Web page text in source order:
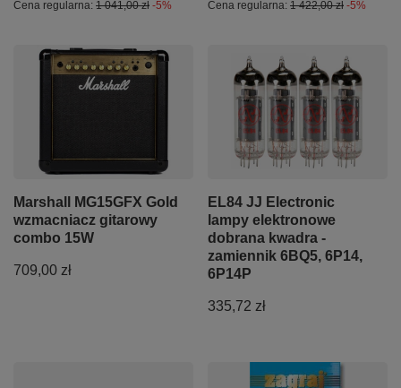
Cena regularna: 1 041,00 zł -5%
Cena regularna: 1 422,00 zł -5%
Marshall MG15GFX Gold
wzmacniacz gitarowy
combo 15W
709,00 zł
EL84 JJ Electronic
lampy elektronowe
dobrana kwadra -
zamiennik 6BQ5, 6P14,
6P14P
335,72 zł